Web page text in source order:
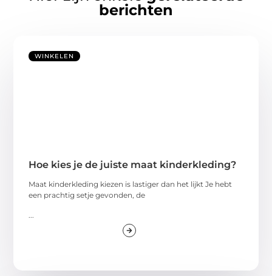
berichten
WINKELEN
Hoe kies je de juiste maat kinderkleding?
Maat kinderkleding kiezen is lastiger dan het lijkt Je hebt
een prachtig setje gevonden, de